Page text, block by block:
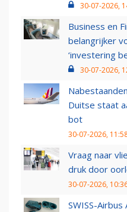
30-07-2026,
Business en
belangrijker
‘investering
30-07-2026,
Duitse staat
bot
30-07-2026,
Vraag naar
druk door
30-07-2026,
SWISS-